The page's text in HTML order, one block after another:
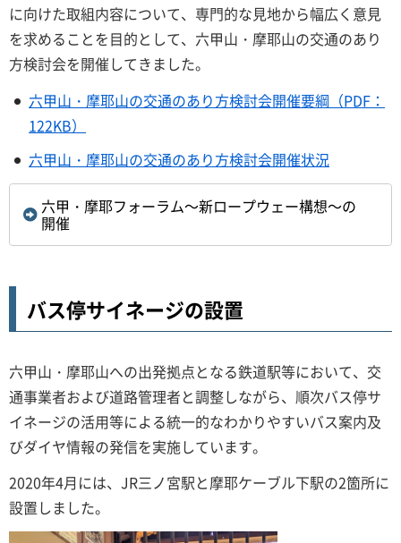
に向けた取組内容について、専門的な見地から幅広く意見
を求めることを目的として、六甲山・摩耶山の交通のあり
方検討会を開催してきました。
六甲山・摩耶山の交通のあり方検討会開催要綱（PDF：
122KB）
六甲山・摩耶山の交通のあり方検討会開催状況
六甲・摩耶フォーラム～新ロープウェー構想～の
開催
バス停サイネージの設置
六甲山・摩耶山への出発拠点となる鉄道駅等において、交
通事業者および道路管理者と調整しながら、順次バス停サ
イネージの活用等による統一的なわかりやすいバス案内及
びダイヤ情報の発信を実施しています。
2020年4月には、JR三ノ宮駅と摩耶ケーブル下駅の2箇所に
設置しました。